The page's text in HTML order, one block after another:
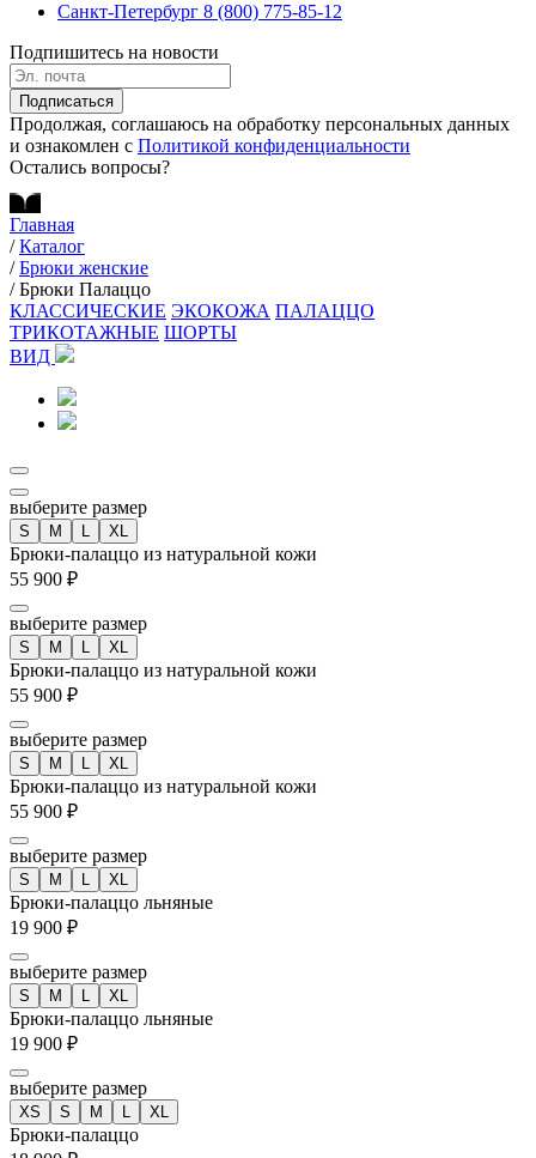
Санкт-Петербург 8 (800) 775-85-12
Подпишитесь на новости
Подписаться
Продолжая, соглашаюсь на обработку персональных данных
и ознакомлен с Политикой конфиденциальности
Остались вопросы?
Главная
/ Каталог
/ Брюки женские
/ Брюки Палаццо
КЛАССИЧЕСКИЕ ЭКОКОЖА ПАЛАЦЦО
ТРИКОТАЖНЫЕ ШОРТЫ
ВИД
выберите размер
S M L XL
Брюки-палаццо из натуральной кожи
55 900 ₽
выберите размер
S M L XL
Брюки-палаццо из натуральной кожи
55 900 ₽
выберите размер
S M L XL
Брюки-палаццо из натуральной кожи
55 900 ₽
выберите размер
S M L XL
Брюки-палаццо льняные
19 900 ₽
выберите размер
S M L XL
Брюки-палаццо льняные
19 900 ₽
выберите размер
XS S M L XL
Брюки-палаццо